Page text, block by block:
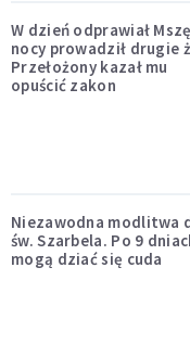
W dzień odprawiał
nocy prowadził drugie
Przełożony kazał mu
opuścić zakon
Niezawodna modlitwa
św. Szarbela. Po 9
mogą dziać się cuda